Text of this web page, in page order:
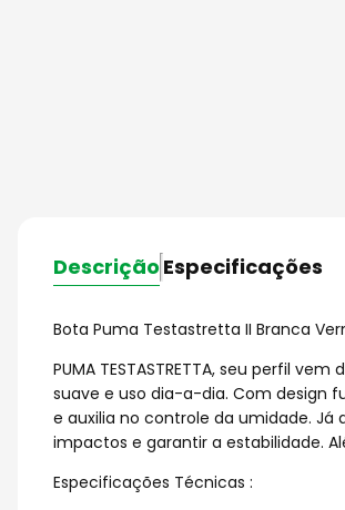
Descrição Especificações
Bota Puma Testastretta II Branca
PUMA TESTASTRETTA, seu perfil
suave e uso dia-a-dia. Com design
e auxilia no controle da umidade. Já
impactos e garantir a estabilidade.
Especificações Técnicas :